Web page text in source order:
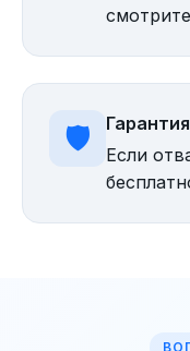
🛡️
Если